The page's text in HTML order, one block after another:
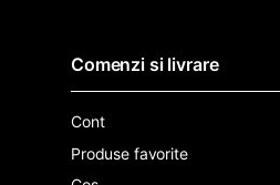
Comenzi si livrare
Cont
Produse favorite